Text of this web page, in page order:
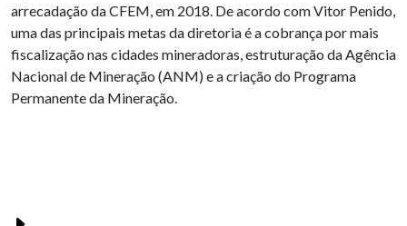
arrecadação da CFEM, em 2018. De acordo com Vitor Penido,
uma das principais metas da diretoria é a cobrança por mais
fiscalização nas cidades mineradoras, estruturação da Agência
Nacional de Mineração (ANM) e a criação do Programa
Permanente da Mineração.